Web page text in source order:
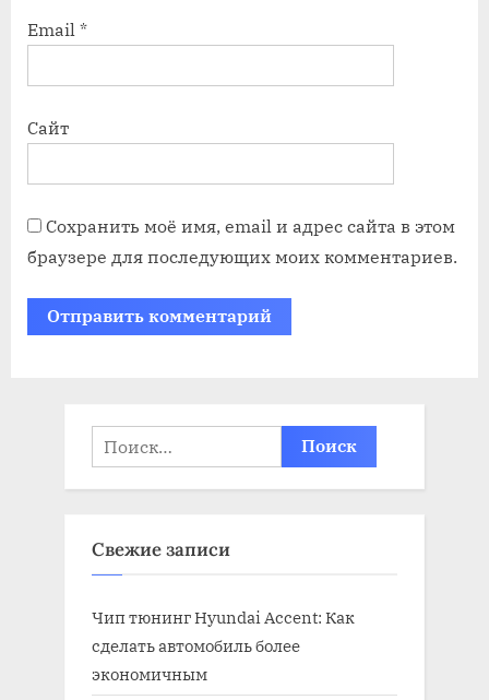
Email *
Сайт
Сохранить моё имя, email и адрес сайта в этом
браузере для последующих моих комментариев.
Найти:
Свежие записи
Чип тюнинг Hyundai Accent: Как
сделать автомобиль более
экономичным